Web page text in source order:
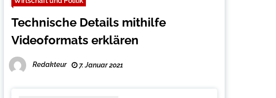
Technische Details mithilfe
Videoformats erklären
Redakteur 7. Januar 2021